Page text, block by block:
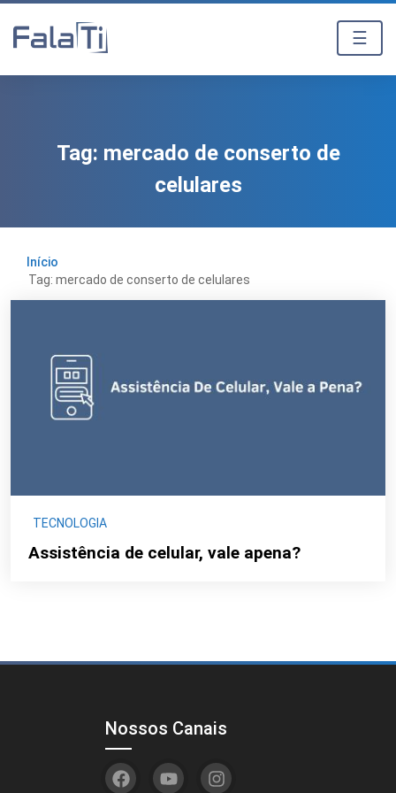
☰
Tag: mercado de conserto de
celulares
Início
Tag: mercado de conserto de celulares
TECNOLOGIA
Assistência de celular, vale apena?
Nossos Canais